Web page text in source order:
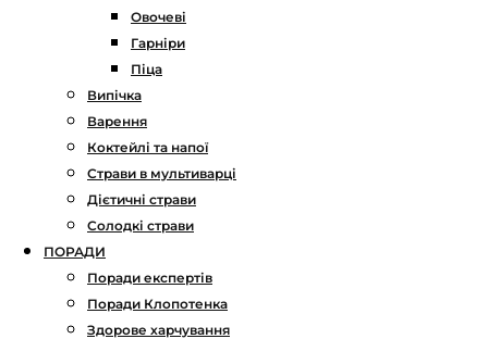
Овочеві
Гарніри
Піца
Випічка
Варення
Коктейлі та напої
Страви в мультиварці
Дієтичні страви
Солодкі страви
ПОРАДИ
Поради експертів
Поради Клопотенка
Здорове харчування